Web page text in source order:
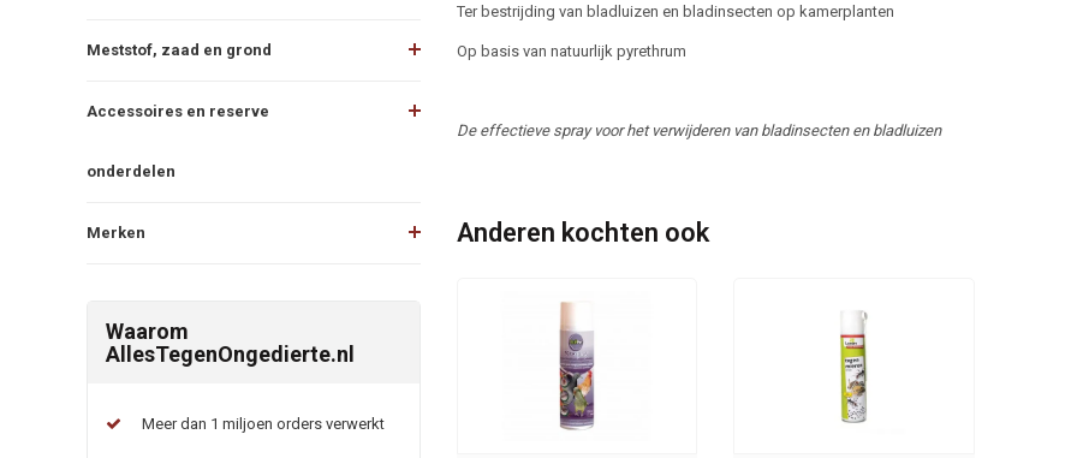
Meststof, zaad en grond
Accessoires en reserve
onderdelen
Merken
Waarom
AllesTegenOngedierte.nl
Meer dan 1 miljoen orders verwerkt
Ter bestrijding van bladluizen en bladinsecten op kamerplanten
Op basis van natuurlijk pyrethrum
De effectieve spray voor het verwijderen van bladinsecten en bladluizen
Anderen kochten ook